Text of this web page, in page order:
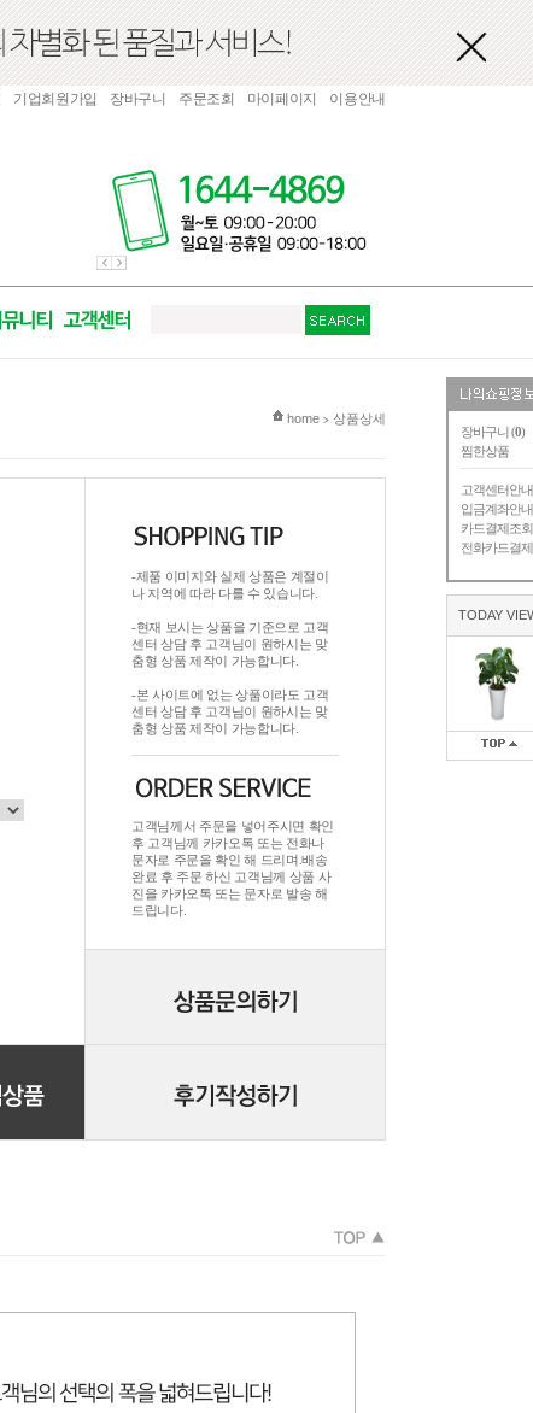
장바구니 (0)
찜한상품
고객센터안내
입금계좌안내
카드결제조회
전화카드결제
TODAY
기업회원가입 장바구니 주문조회 마이페이지 이용안내
현재 위치
home > 상품상세
-제품 이미지와 실제 상품은 계절이
나 지역에 따라 다를 수 있습니다.
-현재 보시는 상품을 기준으로 고객
센터 상담 후 고객님이 원하시는 맞
춤형 상품 제작이 가능합니다.
-본 사이트에 없는 상품이라도 고객
센터 상담 후 고객님이 원하시는 맞
춤형 상품 제작이 가능합니다.
고객님께서 주문을 넣어주시면 확인
후 고객님께 카카오톡 또는 전화나
문자로 주문을 확인 해 드리며.배송
완료 후 주문 하신 고객님께 상품 사
진을 카카오톡 또는 문자로 발송 해
드립니다.